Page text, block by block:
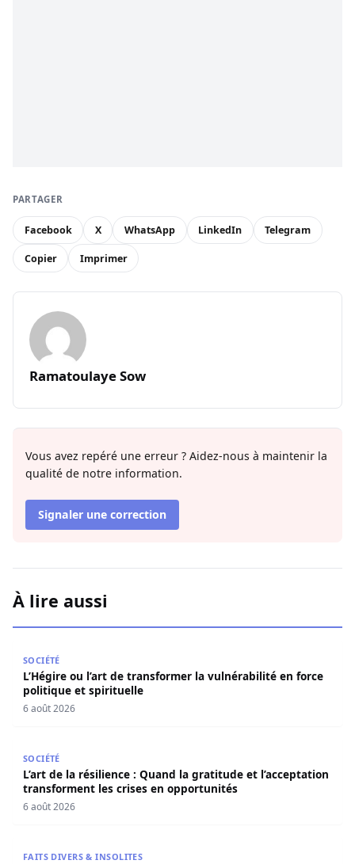
PARTAGER
Facebook X WhatsApp LinkedIn Telegram
Copier Imprimer
Ramatoulaye Sow
Vous avez repéré une erreur ? Aidez-nous à maintenir la
qualité de notre information.
Signaler une correction
À lire aussi
SOCIÉTÉ
L’Hégire ou l’art de transformer la vulnérabilité en force
politique et spirituelle
6 août 2026
SOCIÉTÉ
L’art de la résilience : Quand la gratitude et l’acceptation
transforment les crises en opportunités
6 août 2026
FAITS DIVERS & INSOLITES